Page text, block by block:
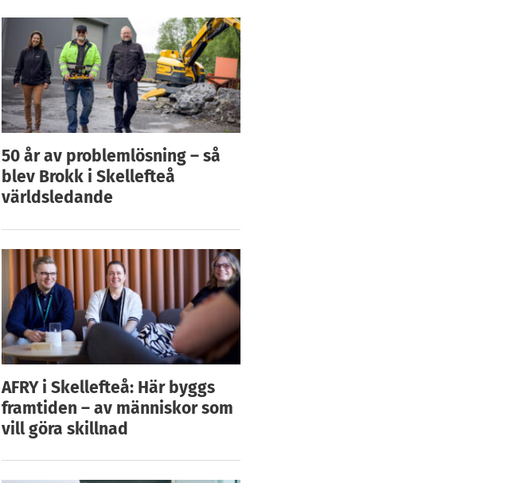
50 år av problemlösning – så
blev Brokk i Skellefteå
världsledande
AFRY i Skellefteå: Här byggs
framtiden – av människor som
vill göra skillnad